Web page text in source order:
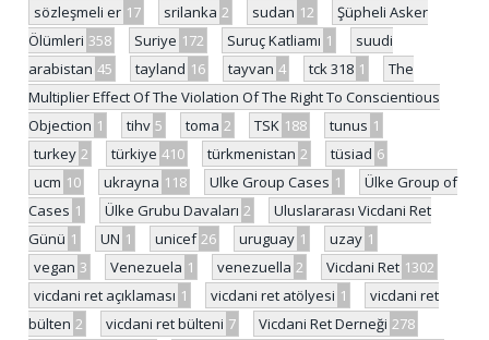
sözleşmeli er 17 srilanka 2 sudan 12
Şüpheli Asker
Ölümleri 358 Suriye 172 Suruç Katliamı 1
suudi
arabistan 45 tayland 16 tayvan 4 tck 318 1
The
Multiplier Effect Of The Violation Of The Right To Conscientious
Objection 1 tihv 5 toma 2 TSK 188 tunus 1
turkey 2 türkiye 410 türkmenistan 2 tüsiad 6
ucm 10 ukrayna 118 Ulke Group Cases 1
Ülke Group of
Cases 1 Ülke Grubu Davaları 2
Uluslararası Vicdani Ret
Günü 1 UN 1 unicef 26 uruguay 1 uzay 1
vegan 3 Venezuela 1 venezuella 2 Vicdani Ret 1302
vicdani ret açıklaması 1 vicdani ret atölyesi 1
vicdani ret
bülten 2 vicdani ret bülteni 7 Vicdani Ret Derneği 278